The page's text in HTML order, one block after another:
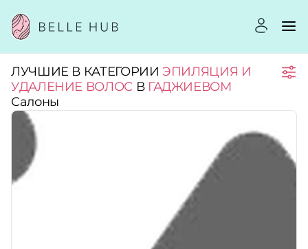
Город:
Категории:
Услуги:
ЛУЧШИЕ В КАТЕГОРИИ ЭПИЛЯЦИЯ И
УДАЛЕНИЕ ВОЛОС В ГАДЖИЕВОМ
Салоны